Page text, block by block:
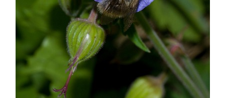
vm24@atlas.cz
© 2026 eStránky.cz |RSS Aktualizováno: 4. 11. 2025| Nahoru ↑